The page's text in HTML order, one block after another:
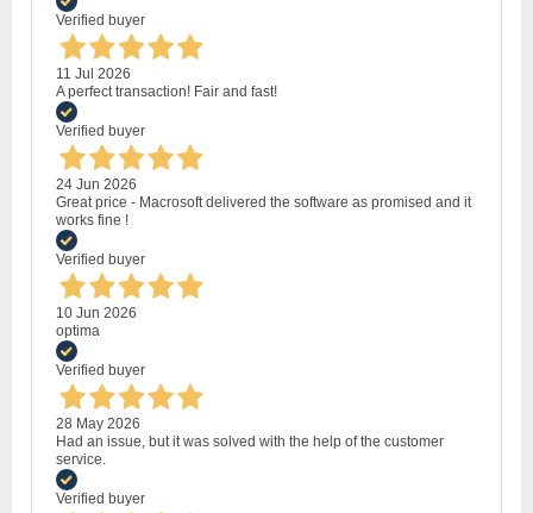
Verified buyer
11 Jul 2026
A perfect transaction! Fair and fast!
Verified buyer
24 Jun 2026
Great price - Macrosoft delivered the software as promised and it
works fine !
Verified buyer
10 Jun 2026
optima
Verified buyer
28 May 2026
Had an issue, but it was solved with the help of the customer
service.
Verified buyer